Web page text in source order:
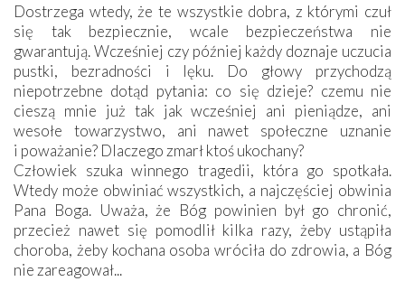
Dostrzega wtedy, że te wszystkie dobra, z którymi czuł
się tak bezpiecznie, wcale bezpieczeństwa nie
gwarantują. Wcześniej czy później każdy doznaje uczucia
pustki, bezradności i lęku. Do głowy przychodzą
niepotrzebne dotąd pytania: co się dzieje? czemu nie
cieszą mnie już tak jak wcześniej ani pieniądze, ani
wesołe towarzystwo, ani nawet społeczne uznanie
i poważanie? Dlaczego zmarł ktoś ukochany?
Człowiek szuka winnego tragedii, która go spotkała.
Wtedy może obwiniać wszystkich, a najczęściej obwinia
Pana Boga. Uważa, że Bóg powinien był go chronić,
przecież nawet się pomodlił kilka razy, żeby ustąpiła
choroba, żeby kochana osoba wróciła do zdrowia, a Bóg
nie zareagował...